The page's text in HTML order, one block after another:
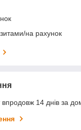
на рахунок
14 днів за